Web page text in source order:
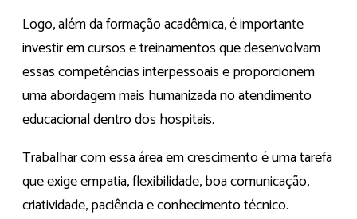
Logo, além da formação acadêmica, é importante
investir em cursos e treinamentos que desenvolvam
essas competências interpessoais e proporcionem
uma abordagem mais humanizada no atendimento
educacional dentro dos hospitais.
Trabalhar com essa área em crescimento é uma tarefa
que exige empatia, flexibilidade, boa comunicação,
criatividade, paciência e conhecimento técnico.